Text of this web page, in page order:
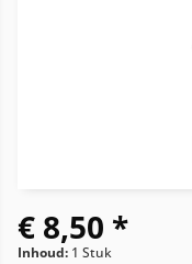
€ 8,50 *
Inhoud: 1 Stuk